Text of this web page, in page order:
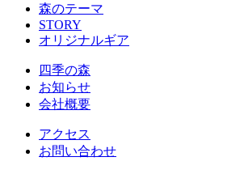
森のテーマ
STORY
オリジナルギア
四季の森
お知らせ
会社概要
アクセス
お問い合わせ